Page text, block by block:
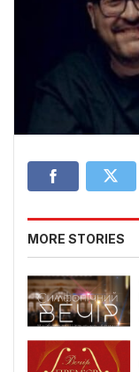
MORE STORIES